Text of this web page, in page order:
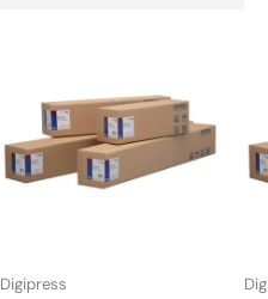
Digipress